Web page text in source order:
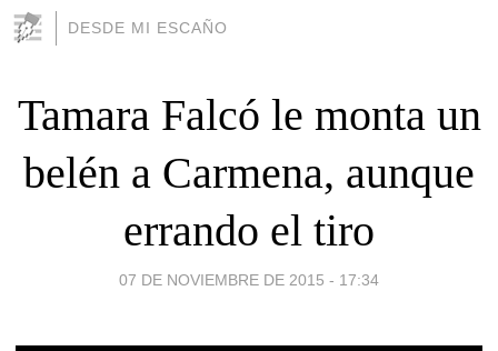
DESDE MI ESCAÑO
Tamara Falcó le monta un
belén a Carmena, aunque
errando el tiro
07 DE NOVIEMBRE DE 2015 - 17:34